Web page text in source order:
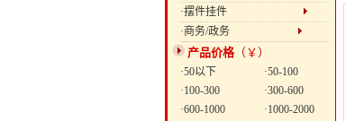
·摆件挂件
·商务/政务
产品价格（￥）
·50以下
·50-100
·100-300
·300-600
·600-1000
·1000-2000